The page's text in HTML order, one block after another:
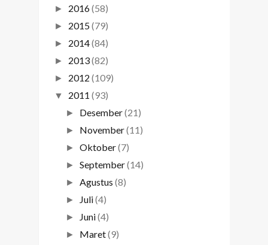
► 2016(58)
► 2015(79)
► 2014(84)
► 2013(82)
► 2012 (109)
▼ 2011 (93)
► Desember(21)
► November(11)
►Oktober(7)
►September(14)
►Agustus (8)
► Juli(4)
► Juni(4)
► Maret(9)